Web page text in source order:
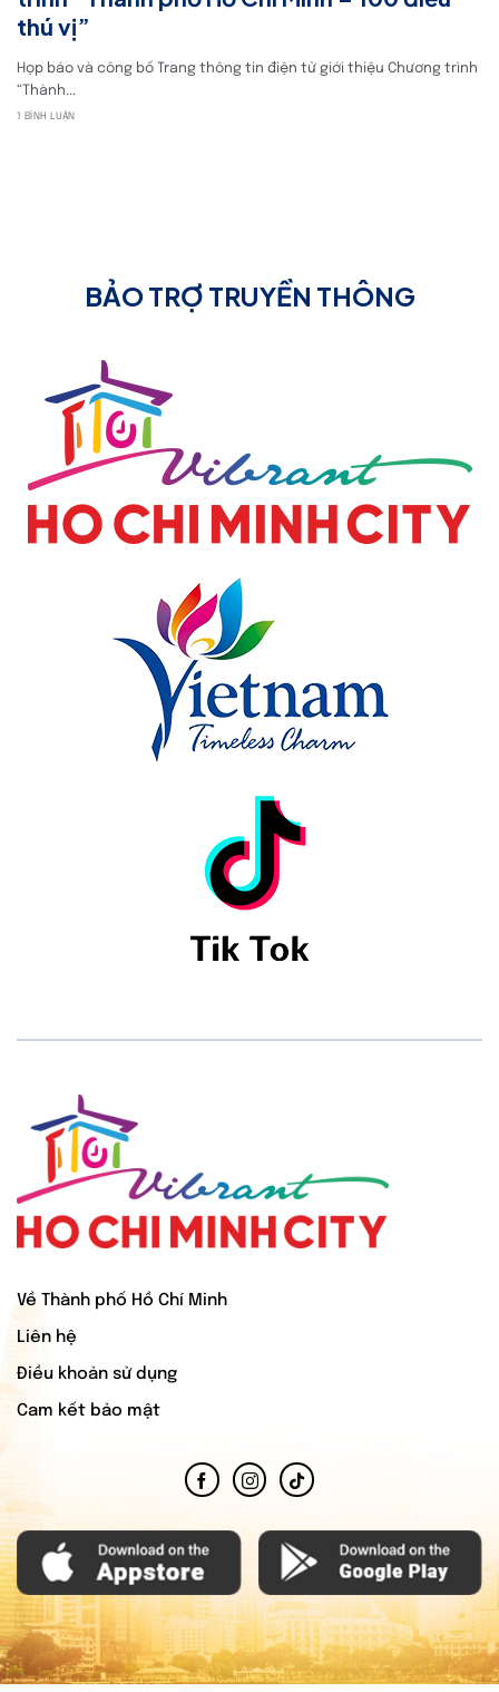
thú vị”
Họp báo và công bố Trang thông tin điện tử giới thiệu Chương trình
“Thành...
1 BÌNH LUẬN
BẢO TRỢ TRUYỀN THÔNG
Về Thành phố Hồ Chí Minh
Liên hệ
Điều khoản sử dụng
Cam kết bảo mật